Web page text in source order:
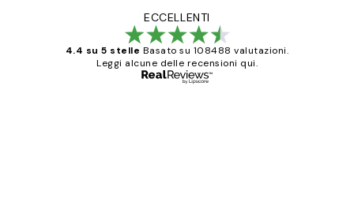
ECCELLENTI
4.4 su 5 stelle Basato su 108488 valutazioni.
Leggi alcune delle recensioni qui.